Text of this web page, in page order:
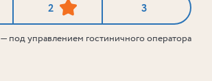
2 3
— под управлением гостиничного оператора